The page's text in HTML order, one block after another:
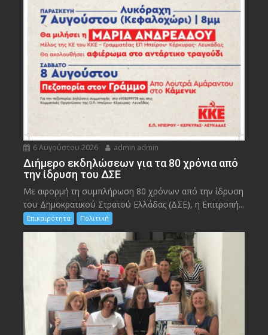
6 Αυγούστου 2026 admin admin
Διήμερο εκδηλώσεων για τα 80 χρόνια από
την ίδρυση του ΔΣΕ
Με αφορμή τη συμπλήρωση 80 χρόνων από την ίδρυση
του Δημοκρατικού Στρατού Ελλάδας (ΔΣΕ), η Επιτροπή...
Επικαιρότητα Πολιτική